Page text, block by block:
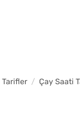
Tarifler Çay Saati